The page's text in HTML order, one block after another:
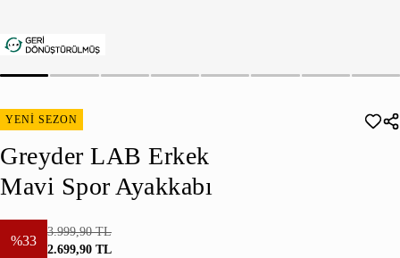
YENİ SEZON
Greyder LAB Erkek
Mavi Spor Ayakkabı
%33
3.999,90 TL
2.699,90 TL